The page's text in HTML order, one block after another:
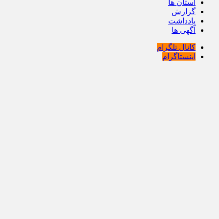
استان ها
گزارش
یادداشت
آگهی ها
کانال تلگرام
اینستاگرام